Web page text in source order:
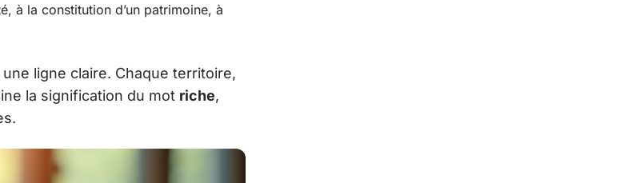
à la constitution d’un patrimoine, à
ligne claire. Chaque territoire,
la signification du mot riche,